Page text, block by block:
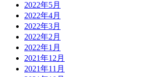
2022年5月
2022年4月
2022年3月
2022年2月
2022年1月
2021年12月
2021年11月